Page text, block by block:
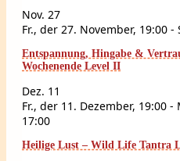
Nov. 27
Fr., der 27. November, 19:00 -
Entspannung, Hingabe &
Wochenende Level II
Dez. 11
Fr., der 11. Dezember, 19:00 -
17:00
Heilige Lust – Wild Life Tantra